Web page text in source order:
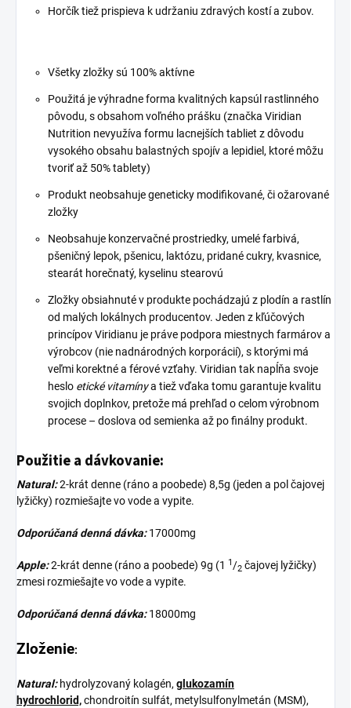
Horčík tiež prispieva k udržaniu zdravých kostí a zubov.
Všetky zložky sú 100% aktívne
Použitá je výhradne forma kvalitných kapsúl rastlinného
pôvodu, s obsahom voľného prášku (značka Viridian
Nutrition nevyužíva formu lacnejších tabliet z dôvodu
vysokého obsahu balastných spojív a lepidiel, ktoré môžu
tvoriť až 50% tablety)
Produkt neobsahuje geneticky modifikované, či ožarované
zložky
Neobsahuje konzervačné prostriedky, umelé farbivá,
pšeničný lepok, pšenicu, laktózu, pridané cukry, kvasnice,
stearát horečnatý, kyselinu stearovú
Zložky obsiahnuté v produkte pochádzajú z plodín a rastlín
od malých lokálnych producentov. Jeden z kľúčových
princípov Viridianu je práve podpora miestnych farmárov a
výrobcov (nie nadnárodných korporácií), s ktorými má
veľmi korektné a férové vzťahy. Viridian tak napĺňa svoje
heslo etické vitamínya tiež vďaka tomu garantuje kvalitu
svojich doplnkov, pretože má prehľad o celom výrobnom
procese – doslova od semienka až po finálny produkt.
Použitie a dávkovanie:
Natural:2-krát denne (ráno a poobede) 8,5g (jeden a pol čajovej
lyžičky) rozmiešajte vo vode a vypite.
Odporúčaná denná dávka: 17000mg
Apple:2-krát denne (ráno a poobede) 9g (1 1/2 čajovej lyžičky)
zmesi rozmiešajte vo vode a vypite.
Odporúčaná denná dávka: 18000mg
Zloženie:
Natural: hydrolyzovaný kolagén, glukozamín
hydrochlorid,chondroitín sulfát, metylsulfonylmetán (MSM),